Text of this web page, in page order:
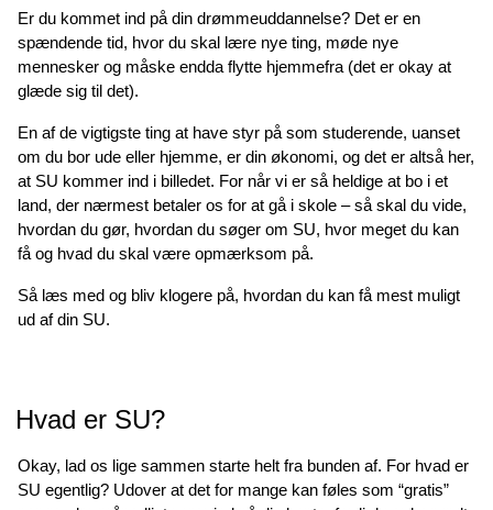
Er du kommet ind på din drømmeuddannelse? Det er en
spændende tid, hvor du skal lære nye ting, møde nye
mennesker og måske endda flytte hjemmefra (det er okay at
glæde sig til det).
En af de vigtigste ting at have styr på som studerende, uanset
om du bor ude eller hjemme, er din økonomi, og det er altså her,
at SU kommer ind i billedet. For når vi er så heldige at bo i et
land, der nærmest betaler os for at gå i skole – så skal du vide,
hvordan du gør, hvordan du søger om SU, hvor meget du kan
få og hvad du skal være opmærksom på.
Så læs med og bliv klogere på, hvordan du kan få mest muligt
ud af din SU.
Hvad er SU?
Okay, lad os lige sammen starte helt fra bunden af. For hvad er
SU egentlig? Udover at det for mange kan føles som “gratis”